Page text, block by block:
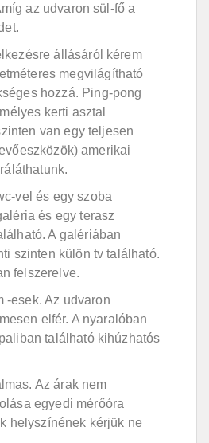
az udvaron sül-fő a
állásáról kérem
megvilágítható
hozzá. Ping-pong
kerti asztal
van egy teljesen
amerikai
vel és egy szoba
és egy terasz
A galériában
szinten külön tv található.
felszerelve.
-esek. Az udvaron
elfér. A nyaralóban
található kihúzhatós
Az árak nem
egyedi mérőóra
helyszínének kérjük ne